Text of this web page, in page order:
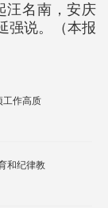
汪名南，安庆
强说。（本报
工作高质
和纪律教